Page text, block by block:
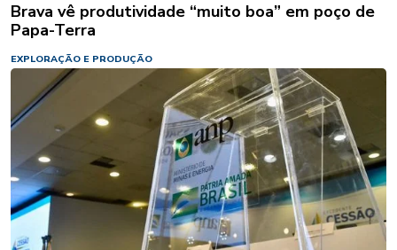
Brava vê produtividade “muito boa” em poço de
Papa-Terra
EXPLORAÇÃO E PRODUÇÃO